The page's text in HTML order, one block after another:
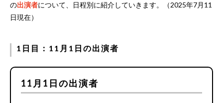
の出演者について、日程別に紹介していきます。（2025年7月11
日現在）
1日目：11月1日の出演者
11月1日の出演者